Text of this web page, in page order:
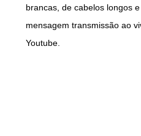
brancas, de cabelos longos
mensagem transmissão ao
Youtube.